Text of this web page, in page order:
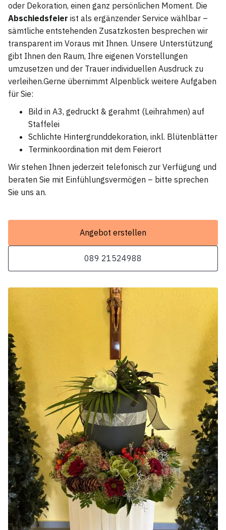
oder Dekoration, einen ganz persönlichen Moment. Die
Abschiedsfeier ist als ergänzender Service wählbar –
sämtliche entstehenden Zusatzkosten besprechen wir
transparent im Voraus mit Ihnen. Unsere Unterstützung
gibt Ihnen den Raum, Ihre eigenen Vorstellungen
umzusetzen und der Trauer individuellen Ausdruck zu
verleihen.Gerne übernimmt Alpenblick weitere Aufgaben
für Sie:
Bild in A3, gedruckt & gerahmt (Leihrahmen) auf
Staffelei
Schlichte Hintergrunddekoration, inkl. Blütenblätter
Terminkoordination mit dem Feierort
Wir stehen Ihnen jederzeit telefonisch zur Verfügung und
beraten Sie mit Einfühlungsvermögen – bitte sprechen
Sie uns an.
Angebot erstellen
089 21524988